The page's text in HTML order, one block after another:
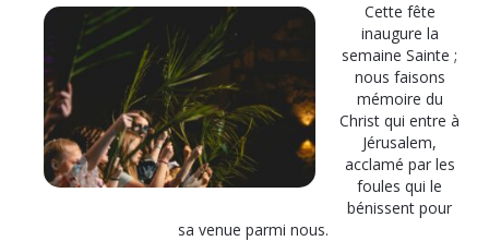
Cette fête
inaugure la
semaine Sainte ;
nous faisons
mémoire du
Christ qui entre à
Jérusalem,
acclamé par les
foules qui le
bénissent pour
sa venue parmi nous.